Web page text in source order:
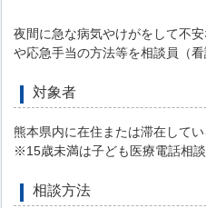
夜間に急な病気やけがをして不
や応急手当の方法等を相談員（看
対象者
熊本県内に在住または滞在して
※15歳未満は子ども医療電話相談
相談方法